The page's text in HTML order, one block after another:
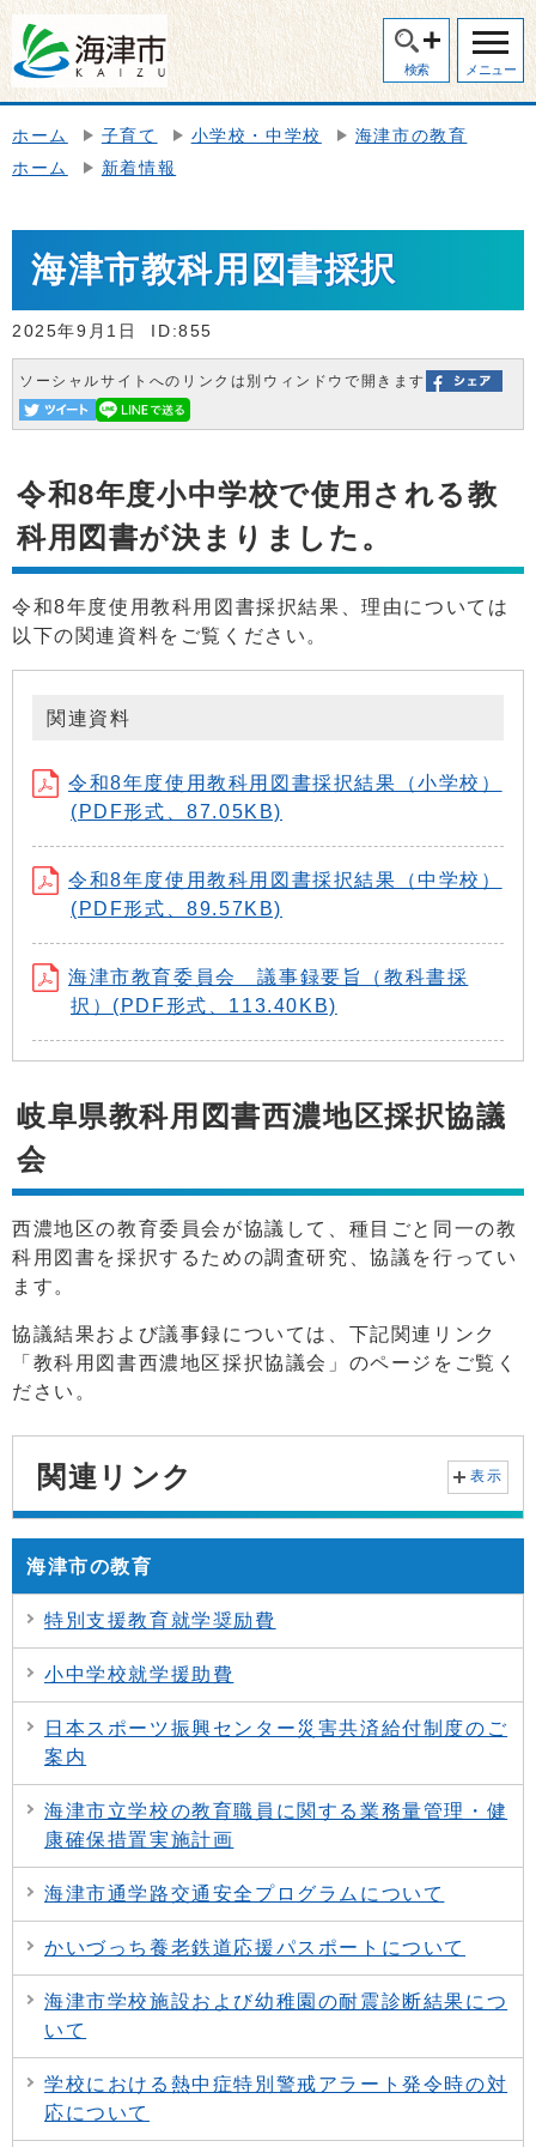
検索 メニュー
ホーム 子育て 小学校・中学校
海津市の教育
ホーム
新着情報
海津市教科用図書採択
2025年9月1日 ID:855
ソーシャルサイトへのリンクは別ウィンドウで開きます
令和8年度小中学校で使用される教
科用図書が決まりました。
令和8年度使用教科用図書採択結果、理由については
以下の関連資料をご覧ください。
関連資料
令和8年度使用教科用図書採択結果（小学校）
(PDF形式、87.05KB)
令和8年度使用教科用図書採択結果（中学校）
(PDF形式、89.57KB)
海津市教育委員会 議事録要旨（教科書採
択）(PDF形式、113.40KB)
岐阜県教科用図書西濃地区採択協議
会
西濃地区の教育委員会が協議して、種目ごと同一の教
科用図書を採択するための調査研究、協議を行ってい
ます。
協議結果および議事録については、下記関連リンク
「教科用図書西濃地区採択協議会」のページをご覧く
ださい。
関連リンク 表示
海津市の教育
特別支援教育就学奨励費
小中学校就学援助費
日本スポーツ振興センター災害共済給付制度のご
案内
海津市立学校の教育職員に関する業務量管理・健
康確保措置実施計画
海津市通学路交通安全プログラムについて
かいづっち養老鉄道応援パスポートについて
海津市学校施設および幼稚園の耐震診断結果につ
いて
学校における熱中症特別警戒アラート発令時の対
応について